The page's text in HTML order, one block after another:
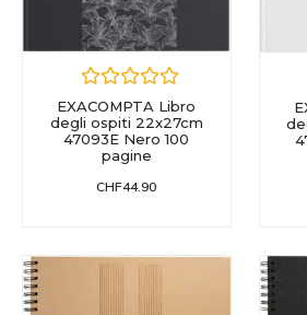
EXACOMPTA Libro
degli ospiti 22x27cm
47093E Nero 100
pagine
CHF44.90